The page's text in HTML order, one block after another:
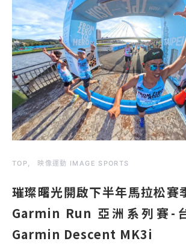
TOP 映像運動 IMAGE SPORTS
璀璨曙光開啟下半年馬拉松
Garmin Run 亞洲系列賽-
Garmin Descent MK3i